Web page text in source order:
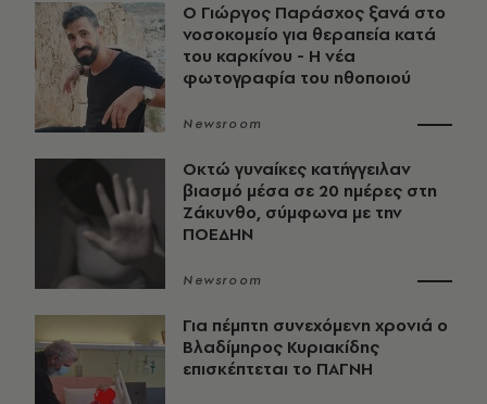
O Γιώργος Παράσχος ξανά στο
νοσοκομείο για θεραπεία κατά
του καρκίνου - Η νέα
φωτογραφία του ηθοποιού
Newsroom
Οκτώ γυναίκες κατήγγειλαν
βιασμό μέσα σε 20 ημέρες στη
Ζάκυνθο, σύμφωνα με την
ΠΟΕΔΗΝ
Newsroom
Για πέμπτη συνεχόμενη χρονιά ο
Βλαδίμηρος Κυριακίδης
επισκέπτεται το ΠΑΓΝΗ